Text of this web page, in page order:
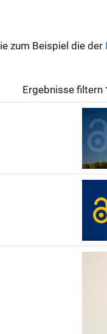
zum Beispiel die der
Ergebnisse filtern